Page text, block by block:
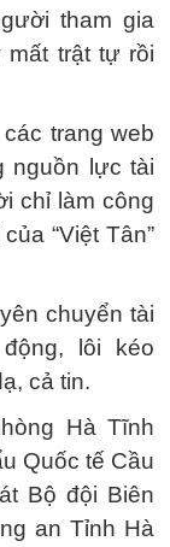
tham gia
mất trật tự rồi
trang web
nguồn lực tài
chỉ làm công
“Việt Tân”
chuyển tài
lôi kéo
cả tin.
Hà Tĩnh
Quốc tế Cầu
Bộ đội Biên
an Tỉnh Hà